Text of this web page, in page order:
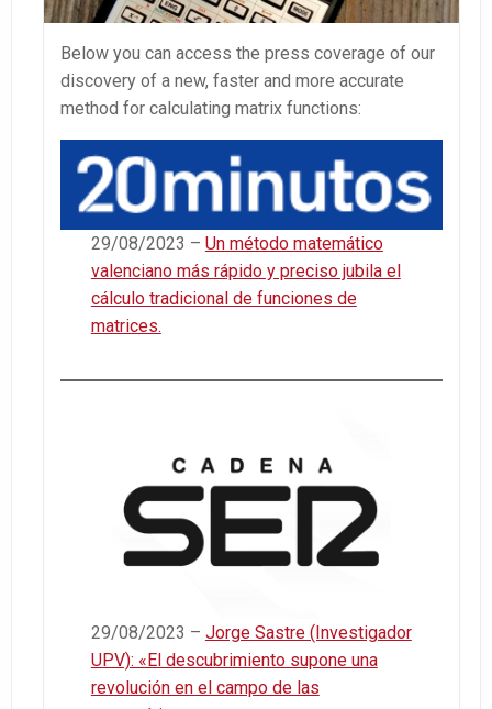
Below you can access the press coverage of our
discovery of a new, faster and more accurate
method for calculating matrix functions:
29/08/2023 – Un método matemático
valenciano más rápido y preciso jubila el
cálculo tradicional de funciones de
matrices.
29/08/2023 – Jorge Sastre (Investigador
UPV): «El descubrimiento supone una
revolución en el campo de las